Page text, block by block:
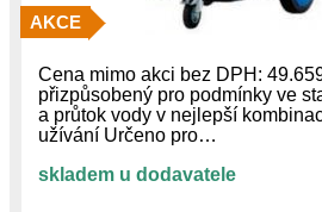
AKCE
Cena mimo akci bez DPH:
přizpůsobený pro podmínky ve
a průtok vody v nejlepší
užívání Určeno pro…
skladem u dodavatele